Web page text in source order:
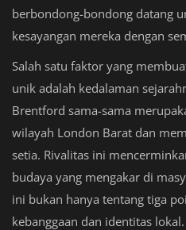
berbondong-bondong datang
kesayangan mereka dengan
Salah satu faktor yang
unik adalah kedalaman
Brentford sama-sama
wilayah London Barat dan
setia. Rivalitas ini
budaya yang mengakar di
ini bukan hanya tentang tiga
kebanggaan dan identitas lokal.